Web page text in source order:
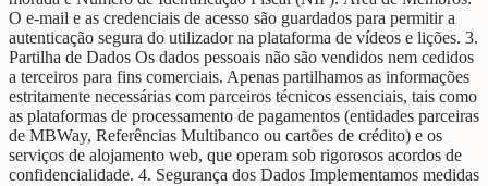
O e-mail e as credenciais de acesso são guardados para permitir a
autenticação segura do utilizador na plataforma de vídeos e lições. 3.
Partilha de Dados Os dados pessoais não são vendidos nem cedidos
a terceiros para fins comerciais. Apenas partilhamos as informações
estritamente necessárias com parceiros técnicos essenciais, tais como
as plataformas de processamento de pagamentos (entidades parceiras
de MBWay, Referências Multibanco ou cartões de crédito) e os
serviços de alojamento web, que operam sob rigorosos acordos de
confidencialidade. 4. Segurança dos Dados Implementamos medidas